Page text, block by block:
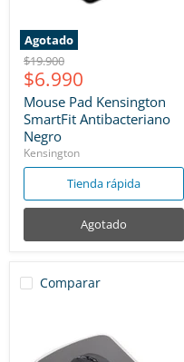
Agotado
Precio
original
$19.900
Precio
actual
$6.990
Mouse Pad Kensington
SmartFit Antibacteriano
Negro
Kensington
Tienda rápida
Agotado
Comparar